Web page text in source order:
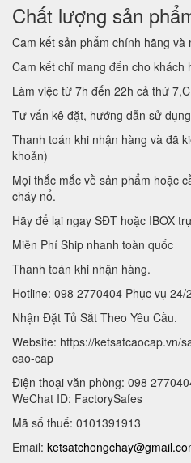
Chất lượng sản
Cam kết sản phẩm chính hãng và
Cam kết chỉ mang đến cho
Làm việc từ 7h đến 22h cả thứ
Tư vấn kê đặt, hướng dẫn sử
Thanh toán khi nhận hàng và đã
khoản)
Mọi thắc mắc về sản phẩm hoặc
cháy nổ.
Hãy để lại ngay SĐT hoặc IBOX
Miễn Phí Ship nhanh toàn quốc
Thanh toán khi nhận hàng.
Hotline: 098 2770404 Phục vụ 24/
Nhận Đặt Tủ Sắt Theo Yêu Cầu.
Website: https://ketsatcaocap.vn/
cao-cap
Điện thoại văn phòng: 098
WeChat ID: FactorySafes
Mã số thuế: 0101391913
Email: